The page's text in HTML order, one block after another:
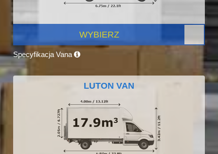
WYBIERZ
Specyfikacja Vana
LUTON VAN